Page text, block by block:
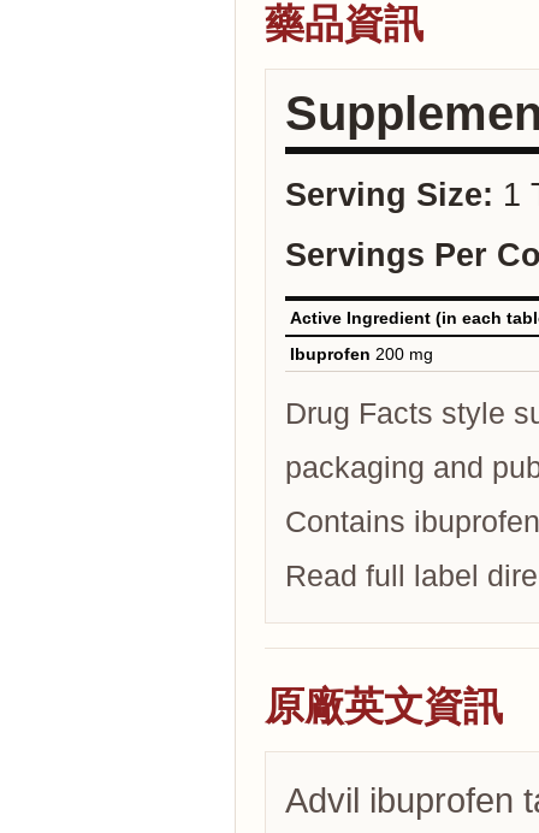
藥品資訊
Serving Size: 1
Servings Per
Active Ingredient (in each
Ibuprofen 200 mg
Drug Facts style
packaging and
Contains
Read full label
原廠英文資訊
Advil ibuprofen